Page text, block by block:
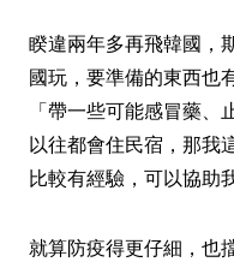
睽違兩年多再飛韓國，
國玩，要準備的東西也
「帶一些可能感冒藥、
以往都會住民宿，那我
比較有經驗，可以協助
就算防疫得更仔細，也